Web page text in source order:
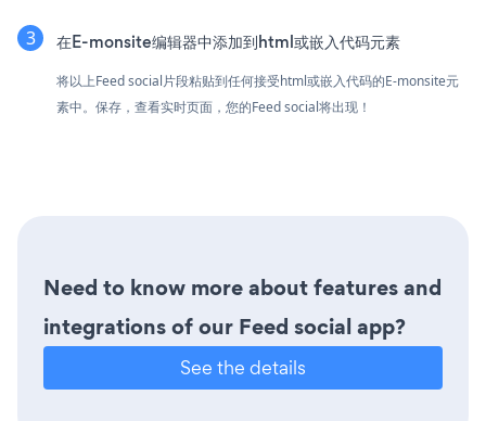
在E-monsite编辑器中添加到html或嵌入代码元素
将以上Feed social片段粘贴到任何接受html或嵌入代码的E-monsite元
素中。保存，查看实时页面，您的Feed social将出现！
Need to know more about features and
integrations of our Feed social app?
See the details